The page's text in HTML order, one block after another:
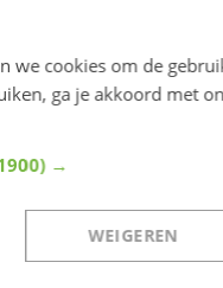
we cookies om de
ga je akkoord met
→
WEIGEREN